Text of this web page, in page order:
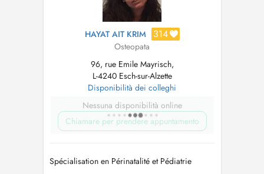
HAYAT AIT KRIM 314
Osteopata
96, rue Emile Mayrisch,
L-4240 Esch-sur-Alzette
Disponibilità dei colleghi
Nessuna disponibilità online
Chiamare per prendere appuntamento
Spécialisation en Périnatalité et Pédiatrie